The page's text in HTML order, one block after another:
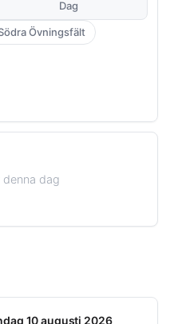
Dag
Övningsfält
denna dag
10 augusti 2026